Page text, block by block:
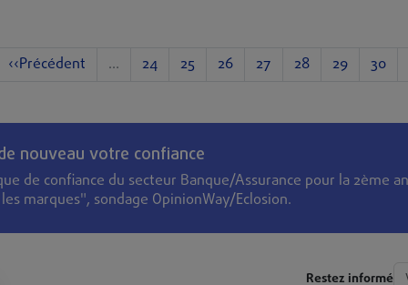
page
Page précédente
‹‹Précédent … Page
24 Page
25 Page
26 Page
27 Page
28 Page
29 Page
30
nouveau votre confiance
de confiance du secteur Banque/Assurance pour la 2ème
marques", sondage OpinionWay/Eclosion.
Restez informé